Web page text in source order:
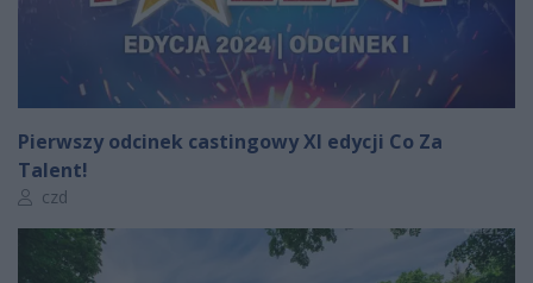
Pierwszy odcinek castingowy XI edycji Co Za
Talent!
Autor artykułu:
czd